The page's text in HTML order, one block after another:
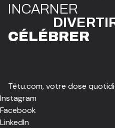
INCARNER
DIVER
CÉLÉBRER
Têtu.com, votre dose
Instagram
Facebook
LinkedIn